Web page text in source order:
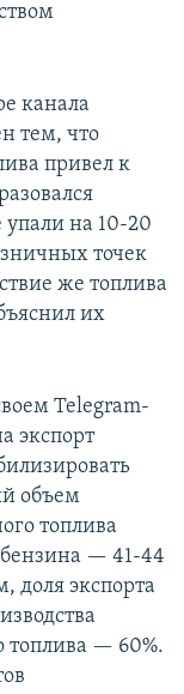
канала
тем, что
привел к
на 10-20
точек
же топлива
их
Telegram-
экспорт
объем
топлива
бензина — 41-44
доля экспорта
топлива — 60%.